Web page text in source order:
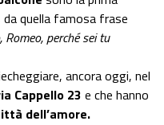
quella famosa frase
Romeo, perché sei tu
ancora oggi, nel
Cappello 23 e che hanno
dell’amore.